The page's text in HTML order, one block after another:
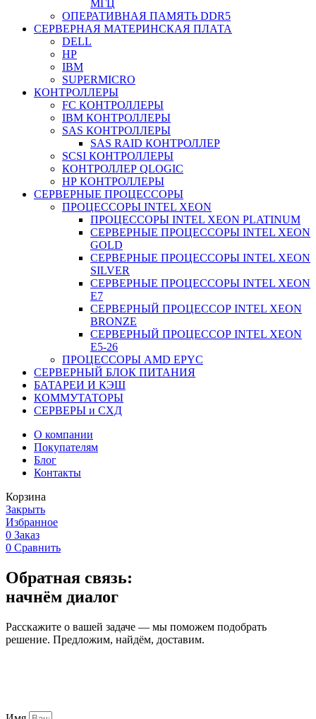
МГЦ
ОПЕРАТИВНАЯ ПАМЯТЬ DDR5
СЕРВЕРНАЯ МАТЕРИНСКАЯ ПЛАТА
DELL
HP
IBM
SUPERMICRO
КОНТРОЛЛЕРЫ
FC КОНТРОЛЛЕРЫ
IBM КОНТРОЛЛЕРЫ
SAS КОНТРОЛЛЕРЫ
SAS RAID КОНТРОЛЛЕР
SCSI КОНТРОЛЛЕРЫ
КОНТРОЛЛЕР QLOGIC
НР КОНТРОЛЛЕРЫ
СЕРВЕРНЫЕ ПРОЦЕССОРЫ
ПРОЦЕССОРЫ INTEL XEON
ПРОЦЕССОРЫ INTEL XEON PLATINUM
СЕРВЕРНЫЕ ПРОЦЕССОРЫ INTEL XEON
GOLD
СЕРВЕРНЫЕ ПРОЦЕССОРЫ INTEL XEON
SILVER
СЕРВЕРНЫЕ ПРОЦЕССОРЫ INTEL XEON
Е7
СЕРВЕРНЫЙ ПРОЦЕССОР INTEL XEON
BRONZE
СЕРВЕРНЫЙ ПРОЦЕССОР INTEL XEON
Е5-26
ПРОЦЕССОРЫ AMD EPYC
СЕРВЕРНЫЙ БЛОК ПИТАНИЯ
БАТАРЕИ И КЭШ
КОММУТАТОРЫ
СЕРВЕРЫ и СХД
О компании
Покупателям
Блог
Контакты
Корзина
Закрыть
Избранное
0 Заказ
0 Сравнить
Обратная связь:
начнём диалог
Расскажите о вашей задаче — мы поможем подобрать
решение. Предложим, найдём, доставим.